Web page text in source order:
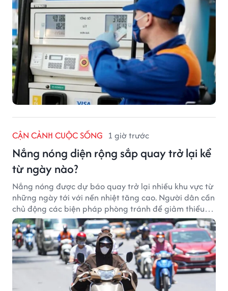
CẬN CẢNH CUỘC SỐNG 1 giờ trước
Nắng nóng diện rộng sắp quay trở lại kể
từ ngày nào?
Nắng nóng được dự báo quay trở lại nhiều khu vực từ
những ngày tới với nền nhiệt tăng cao. Người dân cần
chủ động các biện pháp phòng tránh để giảm thiểu
tác động của thời tiết cực đoan.